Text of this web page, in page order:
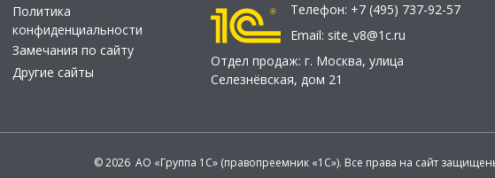
Политика
конфиденциальности
Замечания по сайту
Другие сайты
Телефон: +7 (495) 737-92-57
Email: site_v8@1c.ru
Отдел продаж: г. Москва, улица
Селезнёвская, дом 21
© 2026 АО «Группа 1С» (правопреемник «1С»). Все права на сайт